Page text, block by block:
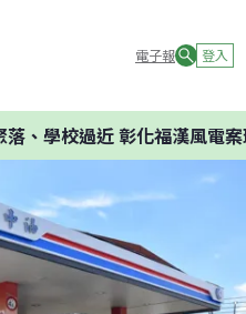
電子報 登入
校過近 彰化福漢風電案環委